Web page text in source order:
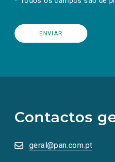
Contactos
geral@pan.com.pt
redes
sociais
numa
nova